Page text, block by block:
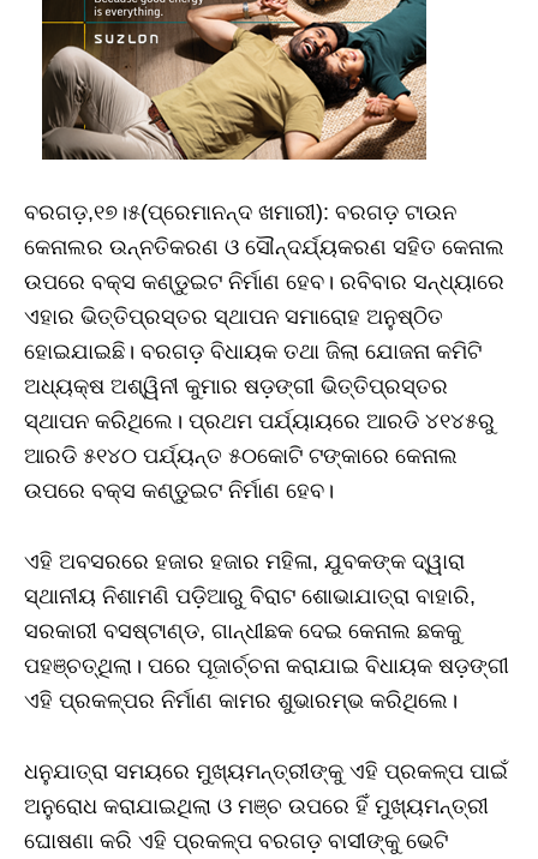
ବରଗଡ଼,୧୭।୫(ପ୍ରେମାନନ୍ଦ ଖମାରୀ): ବରଗଡ଼ ଟାଉନ
କେନାଲର ଉନ୍ନତିକରଣ ଓ ସୌନ୍ଦର୍ଯ୍ୟକରଣ ସହିତ କେନାଲ
ଉପରେ ବକ୍ସ କଣ୍ଡୁଇଟ ନିର୍ମାଣ ହେବ। ରବିବାର ସନ୍ଧ୍ୟାରେ
ଏହାର ଭିତ୍ତିପ୍ରସ୍ତର ସ୍ଥାପନ ସମାରୋହ ଅନୁଷ୍ଠିତ
ହୋଇଯାଇଛି। ବରଗଡ଼ ବିଧାୟକ ତଥା ଜିଲା ଯୋଜନା କମିଟି
ଅଧ୍ୟକ୍ଷ ଅଶ୍ୱିନୀ କୁମାର ଷଡ଼ଙ୍ଗୀ ଭିତ୍ତିପ୍ରସ୍ତର
ସ୍ଥାପନ କରିଥିଲେ। ପ୍ରଥମ ପର୍ଯ୍ୟାୟରେ ଆରଡି ୪୧୪୫ରୁ
ଆରଡି ୫୧୪୦ ପର୍ଯ୍ୟନ୍ତ ୫୦କୋଟି ଟଙ୍କାରେ କେନାଲ
ଉପରେ ବକ୍ସ କଣ୍ଡୁଇଟ ନିର୍ମାଣ ହେବ।
ଏହି ଅବସରରେ ହଜାର ହଜାର ମହିଳା, ଯୁବକଙ୍କ ଦ୍ୱାରା
ସ୍ଥାନୀୟ ନିଶାମଣି ପଡ଼ିଆରୁ ବିରାଟ ଶୋଭାଯାତ୍ରା ବାହାରି,
ସରକାରୀ ବସଷ୍ଟାଣ୍ଡ, ଗାନ୍ଧୀଛକ ଦେଇ କେନାଲ ଛକକୁ
ପହଞ୍ଚତ୍ଥିଲା। ପରେ ପୂଜାର୍ଚ୍ଚନା କରାଯାଇ ବିଧାୟକ ଷଡ଼ଙ୍ଗୀ
ଏହି ପ୍ରକଳ୍ପର ନିର୍ମାଣ କାମର ଶୁଭାରମ୍ଭ କରିଥିଲେ।
ଧନୁଯାତ୍ରା ସମୟରେ ମୁଖ୍ୟମନ୍ତ୍ରୀଙ୍କୁ ଏହି ପ୍ରକଳ୍ପ ପାଇଁ
ଅନୁରୋଧ କରାଯାଇଥିଲା ଓ ମଞ୍ଚ ଉପରେ ହିଁ ମୁଖ୍ୟମନ୍ତ୍ରୀ
ଘୋଷଣା କରି ଏହି ପ୍ରକଳ୍ପ ବରଗଡ଼ ବାସୀଙ୍କୁ ଭେଟି